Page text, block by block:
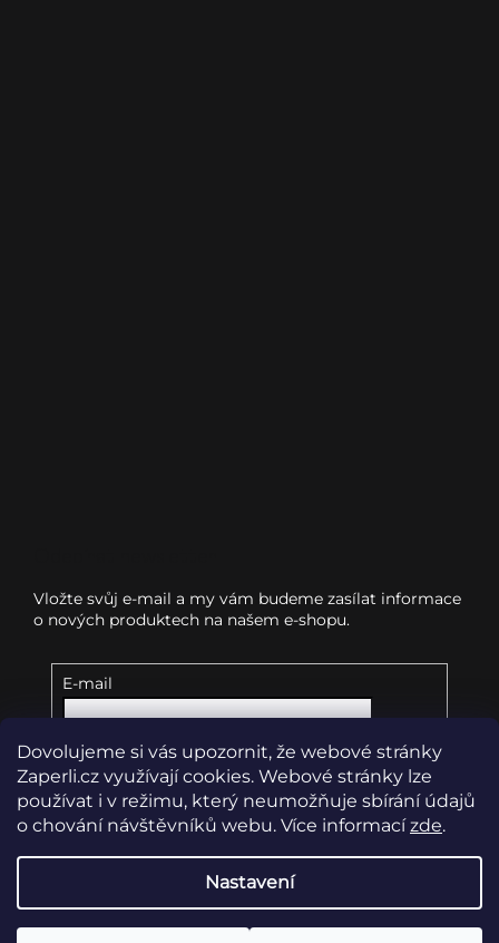
Dovolujeme si vás upozornit, že webové stránky
Zaperli.cz využívají cookies. Webové stránky lze
používat i v režimu, který neumožňuje sbírání údajů
o chování návštěvníků webu. Více informacízde.
Nastavení
Vložte svůj e-mail a my vám budeme zasílat informace
o nových produktech na našem e-shopu.
E-mail
Vložením e-mailu souhlasíte s podmínkami
ochrany osobních údajů
Přihlásit se
Copyright 2026Zaperli.cz. Všechna práva vyhrazena.